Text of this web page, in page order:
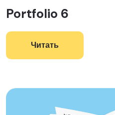
Portfolio 6
Читать